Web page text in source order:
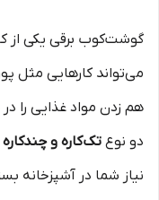
گوشت‌کوب برقی یکی از
می‌تواند کارهایی مثل
هم زدن مواد غذایی را
دو نوع تک‌کاره و چندکاره
نیاز شما در آشپزخانه